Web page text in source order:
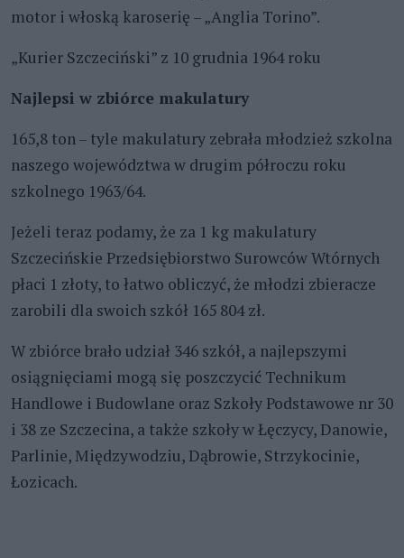
motor i włoską karoserię – „Anglia Torino”.
„Kurier Szczeciński” z 10 grudnia 1964 roku
Najlepsi w zbiórce makulatury
165,8 ton – tyle makulatury zebrała młodzież szkolna
naszego województwa w drugim półroczu roku
szkolnego 1963/64.
Jeżeli teraz podamy, że za 1 kg makulatury
Szczecińskie Przedsiębiorstwo Surowców Wtórnych
płaci 1 złoty, to łatwo obliczyć, że młodzi zbieracze
zarobili dla swoich szkół 165 804 zł.
W zbiórce brało udział 346 szkół, a najlepszymi
osiągnięciami mogą się poszczycić Technikum
Handlowe i Budowlane oraz Szkoły Podstawowe nr 30
i 38 ze Szczecina, a także szkoły w Łęczycy, Danowie,
Parlinie, Międzywodziu, Dąbrowie, Strzykocinie,
Łozicach.